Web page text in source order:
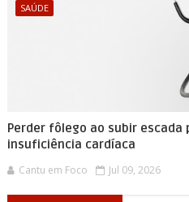
SAÚDE
Perder fôlego ao subir escada
insuficiência cardíaca
Cantu em Foco Jul 09, 2026